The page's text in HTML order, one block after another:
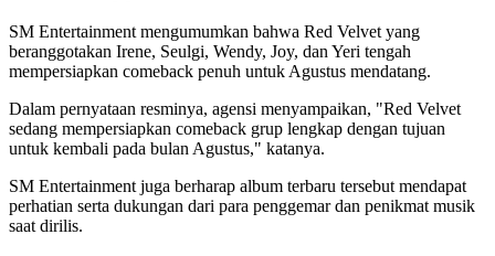
SM Entertainment mengumumkan bahwa Red Velvet yang
beranggotakan Irene, Seulgi, Wendy, Joy, dan Yeri tengah
mempersiapkan comeback penuh untuk Agustus mendatang.
Dalam pernyataan resminya, agensi menyampaikan, "Red Velvet
sedang mempersiapkan comeback grup lengkap dengan tujuan
untuk kembali pada bulan Agustus," katanya.
SM Entertainment juga berharap album terbaru tersebut mendapat
perhatian serta dukungan dari para penggemar dan penikmat musik
saat dirilis.